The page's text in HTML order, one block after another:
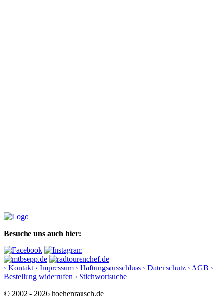
Besuche uns auch hier:
› Kontakt › Impressum › Haftungsausschluss › Datenschutz › AGB ›
Bestellung widerrufen › Stichwortsuche
© 2002 - 2026 hoehenrausch.de